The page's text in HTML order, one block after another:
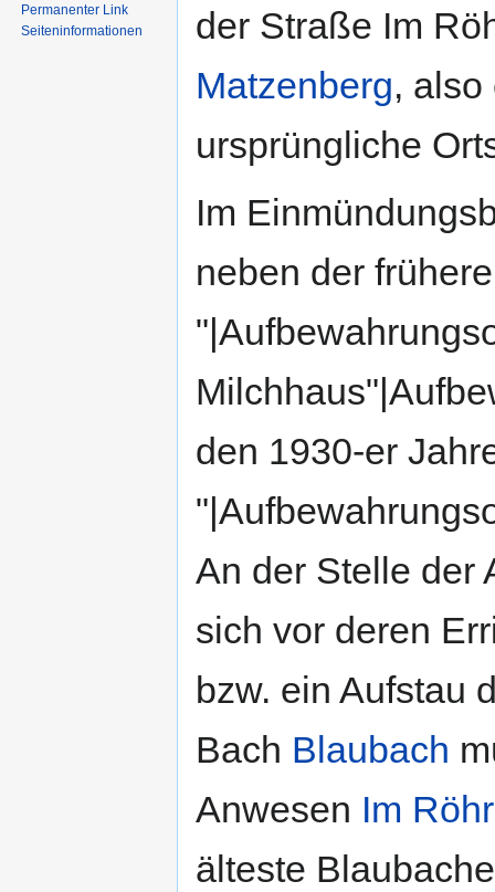
der Straße Im
Matzenberg, also
ursprüngliche
Im
neben der
den 1930-er
An der Stelle der
sich vor deren
bzw. ein Aufstau
Bach Blaubach
Anwesen Im
älteste
Permanenter Link
Seiten­informationen